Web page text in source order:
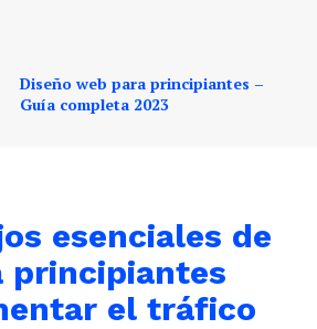
Diseño web para principiantes –
Guía completa 2023
esenciales de
principiantes
el tráfico